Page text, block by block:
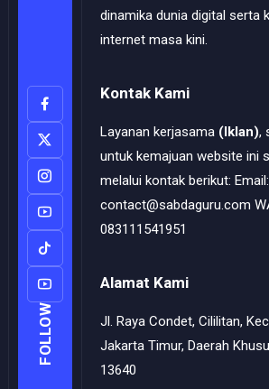
FOLLOW
dinamika dunia digital serta
internet masa kini.
Kontak Kami
Layanan kerjasama (Iklan),
untuk kemajuan website ini
melalui kontak berikut: Email:
contact@sabdaguru.com
083111541951
Alamat Kami
Jl. Raya Condet, Cililitan,
Jakarta Timur, Daerah
13640